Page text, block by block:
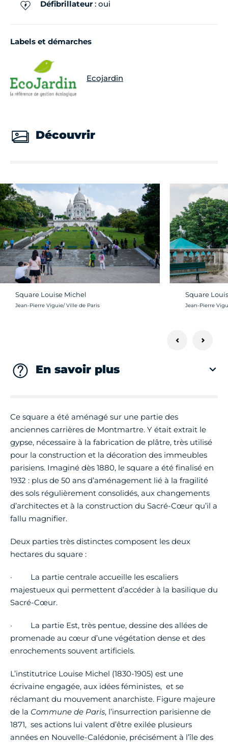
Défibrillateur: oui
Labels et démarches
Ecojardin
Découvrir
Square Louise Michel
Crédit photo :
Jean-Pierre Viguie/ Ville de Paris
Square
Crédit photo :
Jean-Pierre
En savoir plus
Ce square a été aménagé sur une partie des
anciennes carrières de Montmartre. Y était extrait le
gypse, nécessaire à la fabrication de plâtre, très utilisé
pour la construction et la décoration des immeubles
parisiens. Imaginé dès 1880, le square a été finalisé en
1932 : plus de 50 ans d’aménagement lié à la fragilité
des sols régulièrement consolidés, aux changements
d’architectes et à la construction du Sacré-Cœur qu’il a
fallu magnifier.
Deux parties très distinctes composent les deux
hectares du square :
· La partie centrale accueille les escaliers
majestueux qui permettent d’accéder à la basilique du
Sacré-Cœur.
· La partie Est, très pentue, dessine des allées de
promenade au cœur d’une végétation dense et des
enrochements souvent artificiels.
L’institutrice Louise Michel (1830-1905) est une
écrivaine engagée, aux idées féministes, et se
réclamant du mouvement anarchiste. Figure majeure
de la Commune de Paris, l’insurrection parisienne de
1871, ses actions lui valent d’être exilée plusieurs
années en Nouvelle-Calédonie, précisément à l’île des